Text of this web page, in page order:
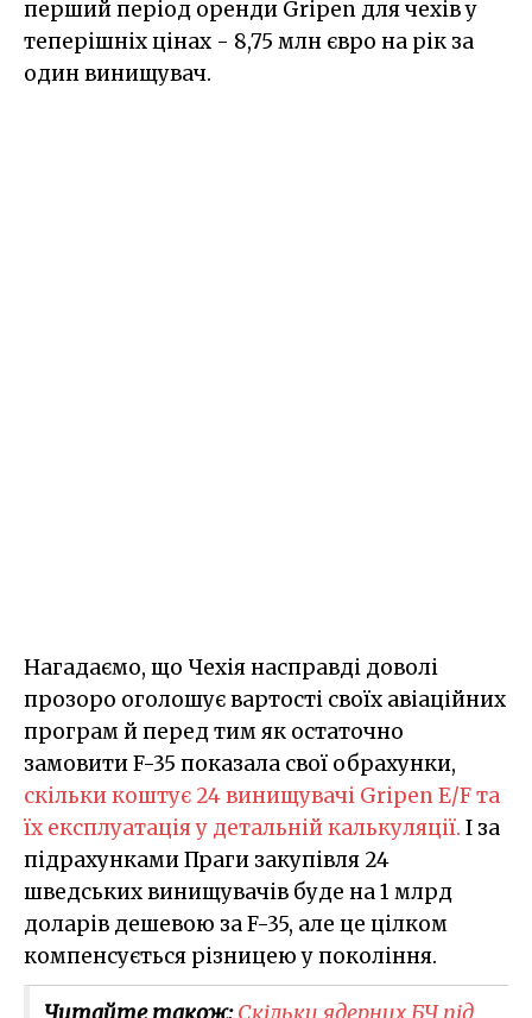
перший період оренди Gripen для чехів у
теперішніх цінах - 8,75 млн євро на рік за
один винищувач.
Нагадаємо, що Чехія насправді доволі
прозоро оголошує вартості своїх авіаційних
програм й перед тим як остаточно
замовити F-35 показала свої обрахунки,
скільки коштує 24 винищувачі Gripen E/F та
їх експлуатація у детальній калькуляції. І за
підрахунками Праги закупівля 24
шведських винищувачів буде на 1 млрд
доларів дешевою за F-35, але це цілком
компенсується різницею у покоління.
Читайте також:Скільки ядерних БЧ під